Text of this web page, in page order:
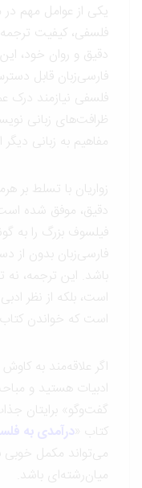
یکی از عوامل مهم در
فلسفی، کیفیت ترجمه
دقیق و روان خود، این اثر
فارسی‌زبان قابل
فلسفی نیازمند درک
ظرافت‌های زبانی نویسنده
مفاهیم به زبانی دیگر است.
زواریان با تسلط بر
دقیق، موفق شده است
فیلسوف بزرگ را به
فارسی‌زبان بدون از دست
باشد. این ترجمه، نه
است، بلکه از نظر ادبی
است که خواندن کتاب
اگر علاقه‌مند به کاوش
ادبیات هستید و مباحث
گفت‌وگو» برایتان جذاب
کتاب « درآمدی به فلسفه
می‌تواند مکمل خوبی
میان‌رشته‌ای باشد.